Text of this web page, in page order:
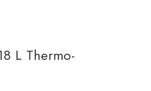
L Thermo-